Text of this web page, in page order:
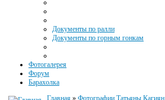
Документы по ралли
Документы по горным гонкам
Фотогалерея
Форум
Барахолка
Главная » Фотографии Татьяны Кагиян